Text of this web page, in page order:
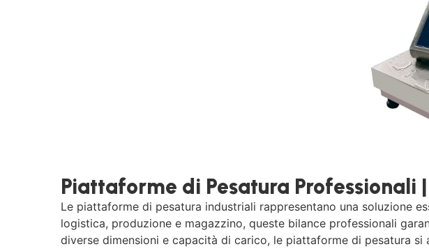
Piattaforme di Pesatura
Le piattaforme di pesatura industriali rappresentano una soluzione
logistica, produzione e magazzino, queste bilance professionali
diverse dimensioni e capacità di carico, le piattaforme di pesatura